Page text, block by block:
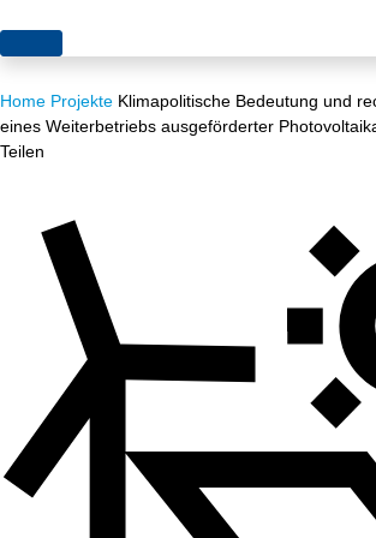
Themen
Akzeptanz
Europa
Flächen
Genehmigungen
Grundsatzfragen
Märkte
Netze
Sektorenkopplung
Projekte
Publikationen
News
Blog
Karriere
Über uns
Stiftungsporträt
Team
Home Projekte Klimapolitische Bedeutung und
eines Weiterbetriebs ausgeförderter
Teilen